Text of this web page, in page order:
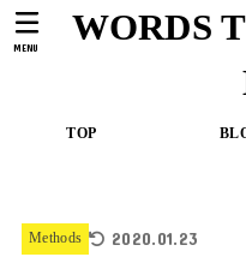
WORDS
TOP
MENU
Methods 2020.01.23